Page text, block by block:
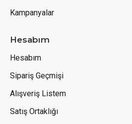
Kampanyalar
Hesabım
Hesabım
Sipariş Geçmişi
Alışveriş Listem
Satış Ortaklığı